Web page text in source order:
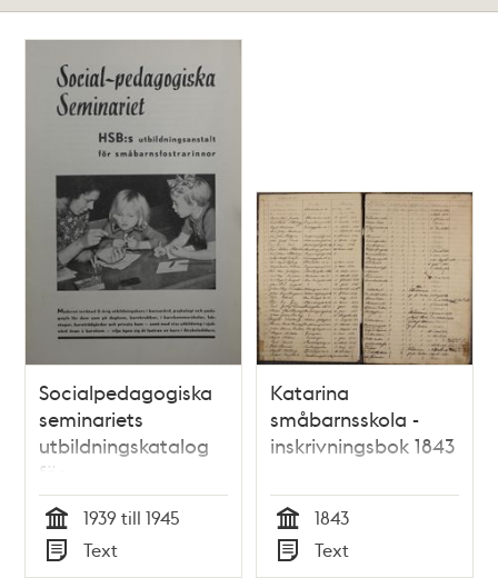
Socialpedagogiska
seminariets
utbildningskatalog
för
”småbarnsfostrarinnor”
- 1939
Tid
1939 till 1945
Typ
Text
Katarina
småbarnsskola -
inskrivningsbok 1843
Tid
1843
Typ
Text